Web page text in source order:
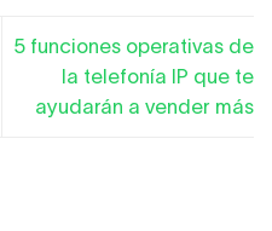
5 funciones operativas de
la telefonía IP que te
ayudarán a vender más